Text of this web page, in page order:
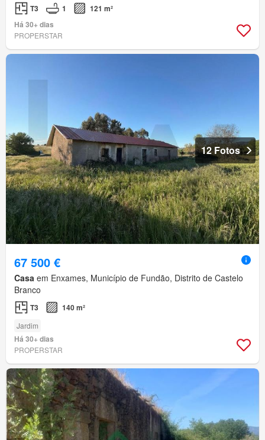
T3 1
121 m²
Há 30+ dias
PROPERSTAR
12 Fotos
67 500 €
Casa em Enxames, Município de Fundão, Distrito de Castelo
Branco
T3 140 m²
Jardim
Há 30+ dias
PROPERSTAR